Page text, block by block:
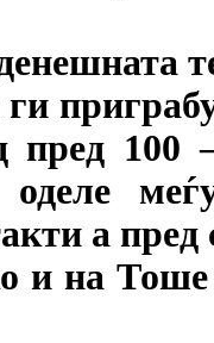
пред
а пред
и на Тоше